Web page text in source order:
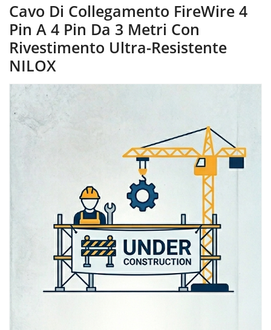
Cavo Di Collegamento FireWire 4
Pin A 4 Pin Da 3 Metri Con
Rivestimento Ultra-Resistente
NILOX